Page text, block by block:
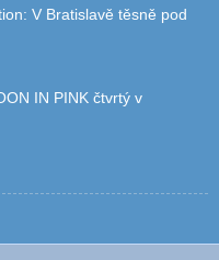
: V Bratislavě těsně pod
IN PINK čtvrtý v